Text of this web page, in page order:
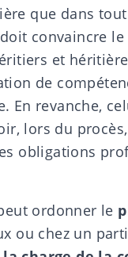
que dans
convaincre
et
de
En revanche,
lors du procès,
obligations
ordonner le
ou chez un